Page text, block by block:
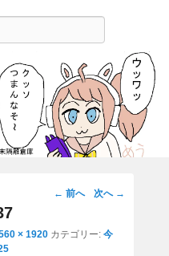
端末隔離倉庫
消してくれたサイトです。
画
← 前へ 次へ →
× 1920 カテゴリー: 今